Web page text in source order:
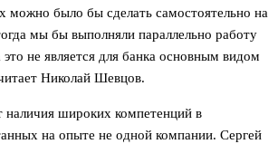
можно было бы сделать самостоятельно на
мы бы выполняли параллельно работу
не является для банка основным видом
Николай Шевцов.
широких компетенций в
на опыте не одной компании. Сергей